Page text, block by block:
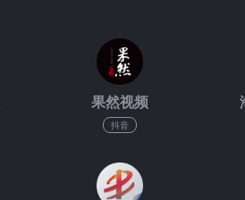
果然视频
抖音